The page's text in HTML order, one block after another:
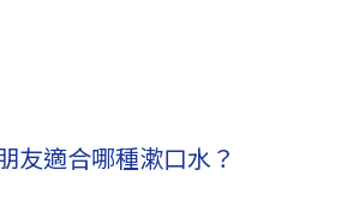
友適合哪種漱口水？